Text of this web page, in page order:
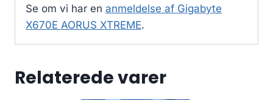
Se om vi har en anmeldelse af Gigabyte
X670E AORUS XTREME.
Relaterede varer